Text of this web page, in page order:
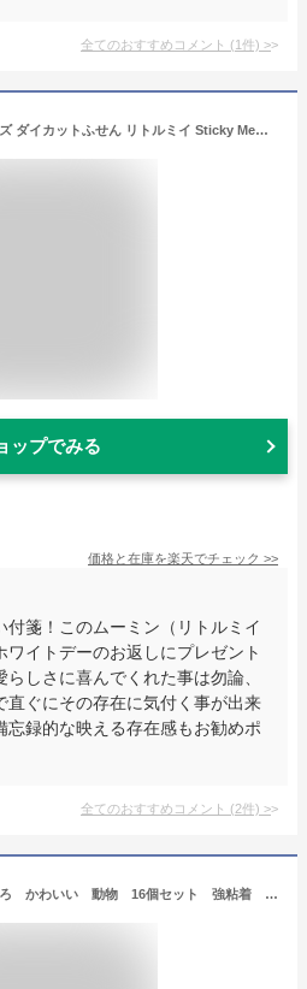
全てのおすすめコメント (1件) >
MOOMIN ムーミン グッズ ダイカットふせん リトルミイ Sticky Memo 付箋 かわいい おしゃれ 文房具 ステーショナリー 雑貨 北欧 プレゼント
ップでみる
価格と在庫を楽天でチェック >>
付箋！このムーミン（リトルミイ
ワイトデーのお返しにプレゼント
しさに喜んでくれた事は勿論、
直ぐにその存在に気付く事が出来
忘録的な映える存在感もお勧めポ
全てのおすすめコメント (2件) >
CUGBO 付箋 おもしろ かわいい 動物 16個セット 強粘着 ノート メモ帳 手帳 付箋紙 メモ用紙 ふせん メッセージカード 文房具 超徳用 400枚 (タイプ2)